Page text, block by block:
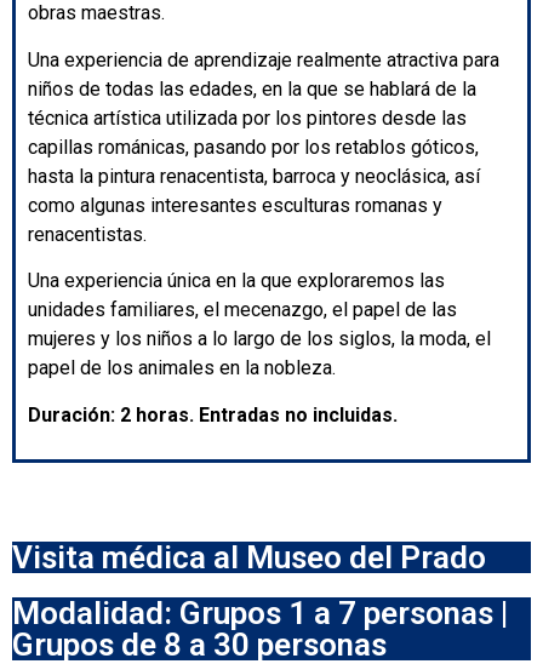
obras maestras.
Una experiencia de aprendizaje realmente atractiva para
niños de todas las edades, en la que se hablará de la
técnica artística utilizada por los pintores desde las
capillas románicas, pasando por los retablos góticos,
hasta la pintura renacentista, barroca y neoclásica, así
como algunas interesantes esculturas romanas y
renacentistas.
Una experiencia única en la que exploraremos las
unidades familiares, el mecenazgo, el papel de las
mujeres y los niños a lo largo de los siglos, la moda, el
papel de los animales en la nobleza.
Duración: 2 horas. Entradas no incluidas.
Visita médica al Museo del Prado
Modalidad: Grupos 1 a 7 personas |
Grupos de 8 a 30 personas